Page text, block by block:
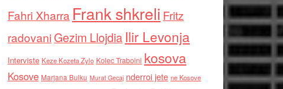
Fahri Xharra Frank shkreli Fritz
radovaniGezim Llojdia Ilir Levonja
Interviste Keze Kozeta Zylo Kolec Traboini kosova
Kosove Marjana Bulku Murat Gecaj nderroi jete ne Kosove